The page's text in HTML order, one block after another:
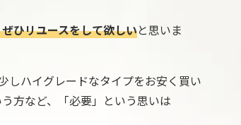
ひリユースをして欲しいと思いま
しハイグレードなタイプをお安く買い
方など、「必要」という思いは